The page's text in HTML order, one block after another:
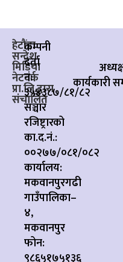
हेटौंडा
सन्देश
मिडिया
नेटवर्क
प्रा.लि.द्वारा
संचालित
कम्पनी
दर्ता
नं:
३५४३८७/८१/८२
सञ्चार
रजिष्ट्रारको
का.द.नं.:
००२७७/०८१/०८२
कार्यालय:
मकवानपुरगढी
गाउँपालिका–
४,
मकवानपुर
फोन:
९८६५१७५१३६
कार्यकारी